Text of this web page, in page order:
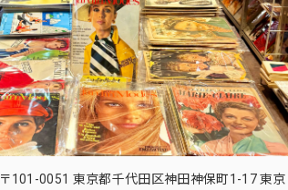
〒101-0051 東京都千代田区神田神保町1-17 東京